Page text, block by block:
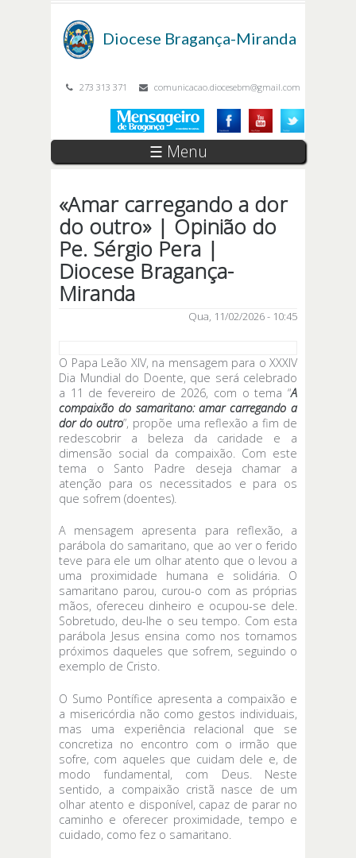
Diocese Bragança-Miranda
273 313 371 comunicacao.diocesebm@gmail.com
☰ Menu
«Amar carregando a dor
do outro» | Opinião do
Pe. Sérgio Pera |
Diocese Bragança-
Miranda
Qua, 11/02/2026 - 10:45
O Papa Leão XIV, na mensagem para o XXXIV
Dia Mundial do Doente, que será celebrado
a 11 de fevereiro de 2026, com o tema “A
compaixão do samaritano: amar carregando a
dor do outro”, propõe uma reflexão a fim de
redescobrir a beleza da caridade e a
dimensão social da compaixão. Com este
tema o Santo Padre deseja chamar a
atenção para os necessitados e para os
que sofrem (doentes).
A mensagem apresenta para reflexão, a
parábola do samaritano, que ao ver o ferido
teve para ele um olhar atento que o levou a
uma proximidade humana e solidária. O
samaritano parou, curou-o com as próprias
mãos, ofereceu dinheiro e ocupou-se dele.
Sobretudo, deu-lhe o seu tempo. Com esta
parábola Jesus ensina como nos tornamos
próximos daqueles que sofrem, seguindo o
exemplo de Cristo.
O Sumo Pontífice apresenta a compaixão e
a misericórdia não como gestos individuais,
mas uma experiência relacional que se
concretiza no encontro com o irmão que
sofre, com aqueles que cuidam dele e, de
modo fundamental, com Deus. Neste
sentido, a compaixão cristã nasce de um
olhar atento e disponível, capaz de parar no
caminho e oferecer proximidade, tempo e
cuidado, como fez o samaritano.